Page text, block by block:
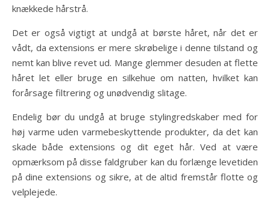
knækkede hårstrå.
Det er også vigtigt at undgå at børste håret, når det er
vådt, da extensions er mere skrøbelige i denne tilstand og
nemt kan blive revet ud. Mange glemmer desuden at flette
håret let eller bruge en silkehue om natten, hvilket kan
forårsage filtrering og unødvendig slitage.
Endelig bør du undgå at bruge stylingredskaber med for
høj varme uden varmebeskyttende produkter, da det kan
skade både extensions og dit eget hår. Ved at være
opmærksom på disse faldgruber kan du forlænge levetiden
på dine extensions og sikre, at de altid fremstår flotte og
velplejede.